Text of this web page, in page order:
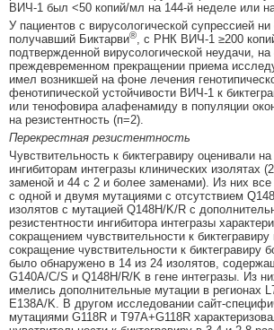
ВИЧ-1 был <50 копий/мл на 144-й неделе или
У пациентов с вирусологической супрессией ни
получавший Биктарви®, с РНК ВИЧ-1 ≥200
подтвержденной вирусологической неудачи,
преждевременном прекращении приема
имел возникшей на фоне лечения
фенотипической устойчивости ВИЧ-1 к
или тенофовира алафенамиду в популяции
на резистентность (п=2).
Перекрестная резистентность
Чувствительность к биктегравиру оценивали
ингибиторам интегразы клинических изолятах
заменой и 44 с 2 и более заменами). Из них
с одной и двумя мутациями с отсутствием
изолятов с мутацией Q148H/K/R с
резистентности ингибитора интегразы
сокращением чувствительности к биктегравиру
сокращение чувствительности к биктегравиру
было обнаружено в 14 из 24 изолятов,
G140A/C/S и Q148H/R/K в гене интегразы. Из
имелись дополнительные мутации в регионах
E138A/K. В другом исследовании сайт-
мутациями G118R и T97A+G118R